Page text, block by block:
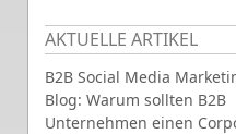
AKTUELLE ARTIKEL
B2B Social Media
Blog: Warum sollten B2B
Unternehmen einen